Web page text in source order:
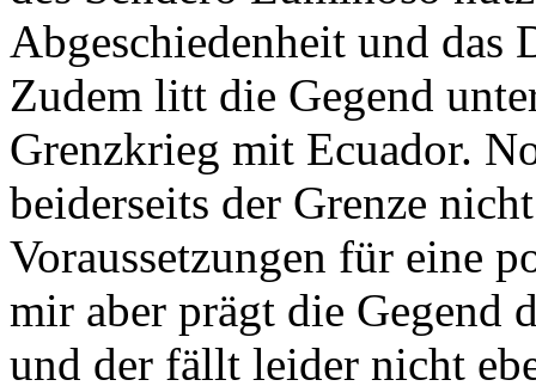
Zudem litt die Gegend
Grenzkrieg mit Ecuador.
beiderseits der Grenze
Voraus­setzungen für eine
mir aber prägt die Gegend
und der fällt leider nicht